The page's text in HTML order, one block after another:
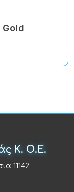
Κ. Ο.Ε.
11142